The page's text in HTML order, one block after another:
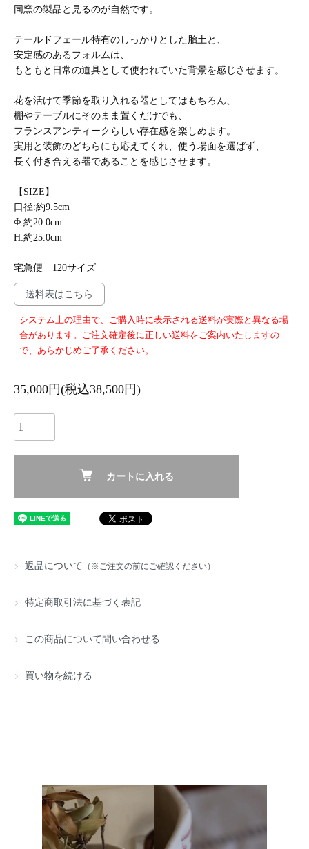
同窯の製品と見るのが自然です。
テールドフェール特有のしっかりとした胎土と、
安定感のあるフォルムは、
もともと日常の道具として使われていた背景を感じさせます。
花を活けて季節を取り入れる器としてはもちろん、
棚やテーブルにそのまま置くだけでも、
フランスアンティークらしい存在感を楽しめます。
実用と装飾のどちらにも応えてくれ、使う場面を選ばず、
長く付き合える器であることを感じさせます。
【SIZE】
口径:約9.5cm
Φ:約20.0cm
H:約25.0cm
宅急便 120サイズ
送料表はこちら
システム上の理由で、ご購入時に表示される送料が実際と異なる場
合があります。ご注文確定後に正しい送料をご案内いたしますの
で、あらかじめご了承ください。
35,000円(税込38,500円)
カートに入れる
返品について （※ご注文の前にご確認ください）
特定商取引法に基づく表記
この商品について問い合わせる
買い物を続ける